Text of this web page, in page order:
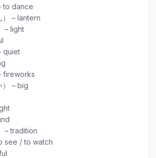
to dance
） – lantern
– light
quiet
fireworks
） – big
– tradition
see / to watch